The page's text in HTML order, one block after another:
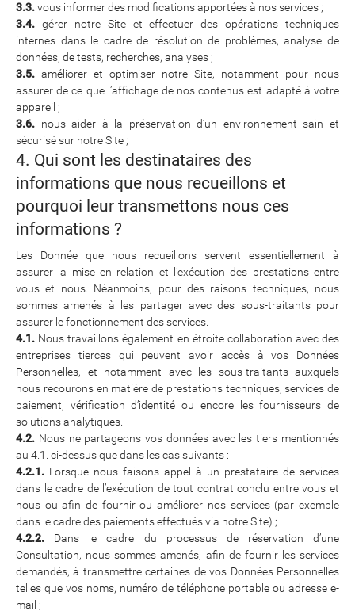
3.3.vous informer des modifications apportées à nos services ;
3.4. gérer notre Site et effectuer des opérations techniques
internes dans le cadre de résolution de problèmes, analyse de
données, de tests, recherches, analyses ;
3.5. améliorer et optimiser notre Site, notamment pour nous
assurer de ce que l’affichage de nos contenus est adapté à votre
appareil ;
3.6. nous aider à la préservation d’un environnement sain et
sécurisé sur notre Site ;
4. Qui sont les destinataires des
informations que nous recueillons et
pourquoi leur transmettons nous ces
informations ?
Les Donnée que nous recueillons servent essentiellement à
assurer la mise en relation et l’exécution des prestations entre
vous et nous. Néanmoins, pour des raisons techniques, nous
sommes amenés à les partager avec des sous-traitants pour
assurer le fonctionnement des services.
4.1. Nous travaillons également en étroite collaboration avec des
entreprises tierces qui peuvent avoir accès à vos Données
Personnelles, et notamment avec les sous-traitants auxquels
nous recourons en matière de prestations techniques, services de
paiement, vérification d’identité ou encore les fournisseurs de
solutions analytiques.
4.2. Nous ne partageons vos données avec les tiers mentionnés
au 4.1. ci-dessus que dans les cas suivants :
4.2.1. Lorsque nous faisons appel à un prestataire de services
dans le cadre de l’exécution de tout contrat conclu entre vous et
nous ou afin de fournir ou améliorer nos services (par exemple
dans le cadre des paiements effectués via notre Site) ;
4.2.2. Dans le cadre du processus de réservation d’une
Consultation, nous sommes amenés, afin de fournir les services
demandés, à transmettre certaines de vos Données Personnelles
telles que vos noms, numéro de téléphone portable ou adresse e-
mail ;